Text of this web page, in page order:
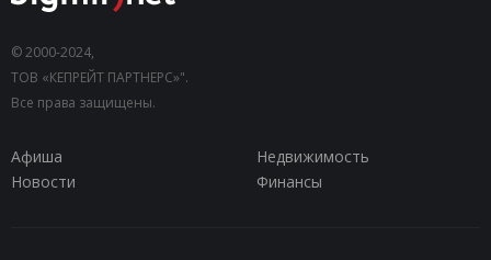
© 2000-2024,
ТОВ «КЕПРЕЙТ ПАРТНЕРС»".
Все права защищены.
Афиша
Недвижимость
Новости
Финансы